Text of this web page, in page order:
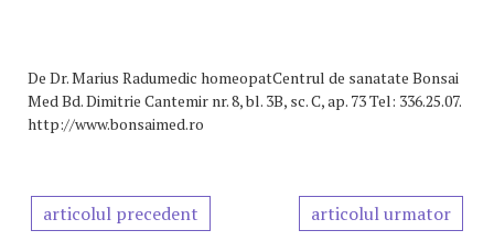
De Dr. Marius Radumedic homeopatCentrul de sanatate Bonsai
Med Bd. Dimitrie Cantemir nr. 8, bl. 3B, sc. C, ap. 73 Tel: 336.25.07.
http://www.bonsaimed.ro
articolul precedent articolul urmator